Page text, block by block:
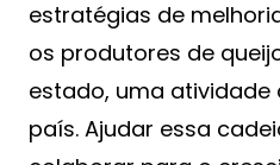
estratégias de
os produtores de
estado, uma
país. Ajudar essa